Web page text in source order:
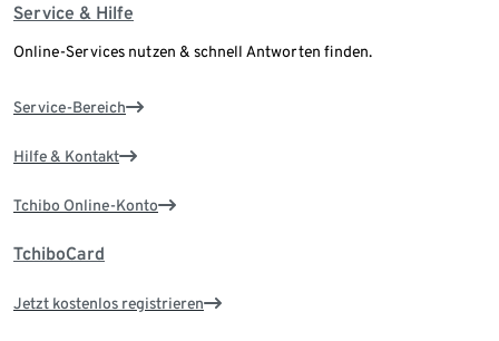
Service & Hilfe
Online-Services nutzen & schnell Antworten finden.
Service-Bereich
Hilfe & Kontakt
Tchibo Online-Konto
TchiboCard
Jetzt kostenlos registrieren